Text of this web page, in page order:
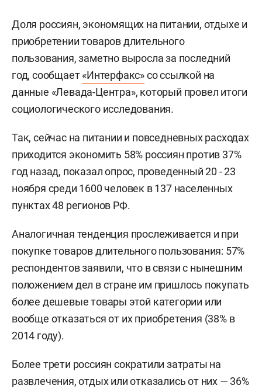
Доля россиян, экономящих на питании, отдыхе и
приобретении товаров длительного
пользования, заметно выросла за последний
год, сообщает«Интерфакс»со ссылкой на
данные «Левада-Центра», который провел итоги
социологического исследования.
Так, сейчас на питании и повседневных расходах
приходится экономить 58% россиян против 37%
год назад, показал опрос, проведенный 20 - 23
ноября среди 1600 человек в 137 населенных
пунктах 48 регионов РФ.
Аналогичная тенденция прослеживается и при
покупке товаров длительного пользования: 57%
респондентов заявили, что в связи с нынешним
положением дел в стране им пришлось покупать
более дешевые товары этой категории или
вообще отказаться от их приобретения (38% в
2014 году).
Более трети россиян сократили затраты на
развлечения, отдых или отказались от них — 36%